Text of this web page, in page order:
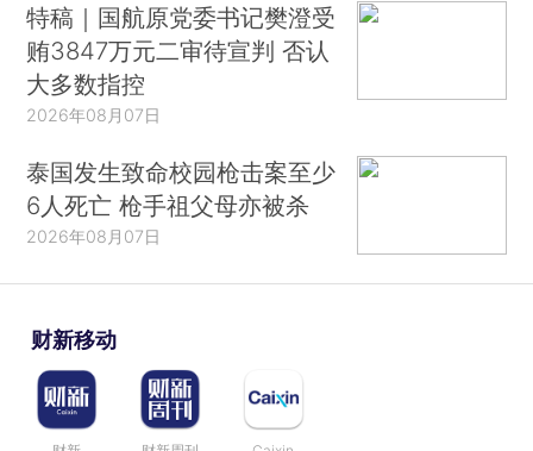
特稿｜国航原党委书记樊澄受
贿3847万元二审待宣判 否认
大多数指控
2026年08月07日
泰国发生致命校园枪击案至少
6人死亡 枪手祖父母亦被杀
2026年08月07日
财新移动